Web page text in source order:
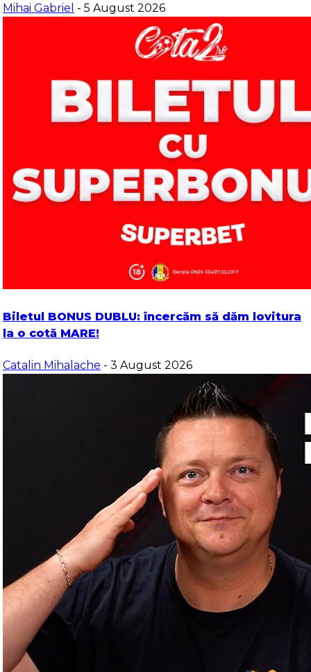
Mihai Gabriel - 5 August 2026
Biletul BONUS DUBLU: încercăm să dăm lovitura
la o cotă MARE!
Catalin Mihalache - 3 August 2026